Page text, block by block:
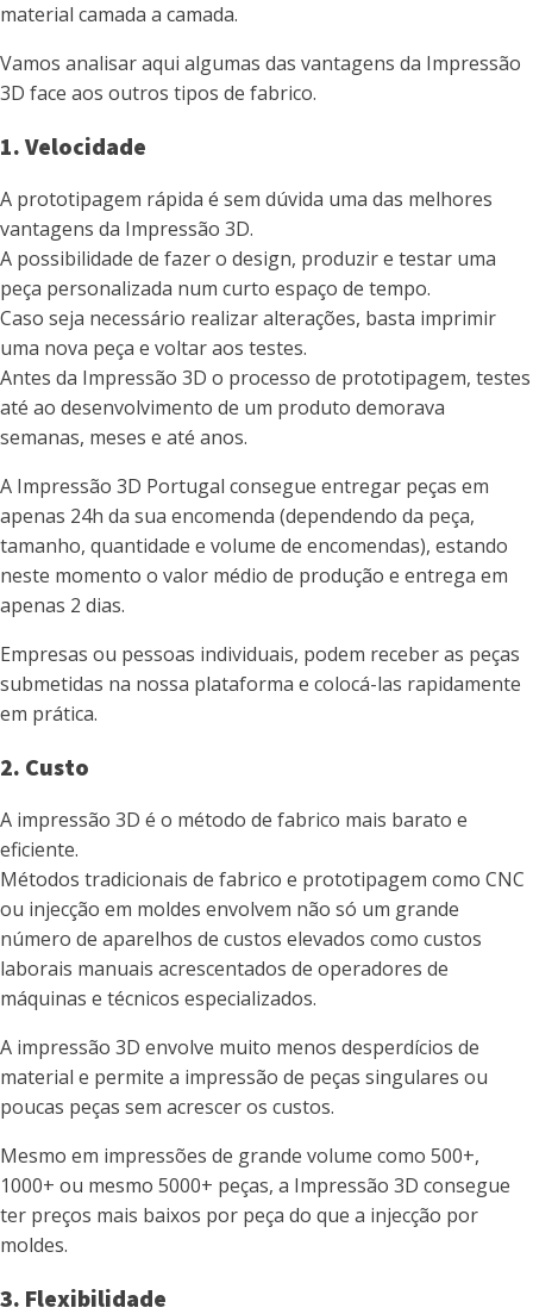
material camada a camada.
Vamos analisar aqui algumas das vantagens da Impressão
3D face aos outros tipos de fabrico.
1. Velocidade
A prototipagem rápida é sem dúvida uma das melhores
vantagens da Impressão 3D.
A possibilidade de fazer o design, produzir e testar uma
peça personalizada num curto espaço de tempo.
Caso seja necessário realizar alterações, basta imprimir
uma nova peça e voltar aos testes.
Antes da Impressão 3D o processo de prototipagem, testes
até ao desenvolvimento de um produto demorava
semanas, meses e até anos.
A Impressão 3D Portugal consegue entregar peças em
apenas 24h da sua encomenda (dependendo da peça,
tamanho, quantidade e volume de encomendas), estando
neste momento o valor médio de produção e entrega em
apenas 2 dias.
Empresas ou pessoas individuais, podem receber as peças
submetidas na nossa plataforma e colocá-las rapidamente
em prática.
2. Custo
A impressão 3D é o método de fabrico mais barato e
eficiente.
Métodos tradicionais de fabrico e prototipagem como CNC
ou injecção em moldes envolvem não só um grande
número de aparelhos de custos elevados como custos
laborais manuais acrescentados de operadores de
máquinas e técnicos especializados.
A impressão 3D envolve muito menos desperdícios de
material e permite a impressão de peças singulares ou
poucas peças sem acrescer os custos.
Mesmo em impressões de grande volume como 500+,
1000+ ou mesmo 5000+ peças, a Impressão 3D consegue
ter preços mais baixos por peça do que a injecção por
moldes.
3. Flexibilidade